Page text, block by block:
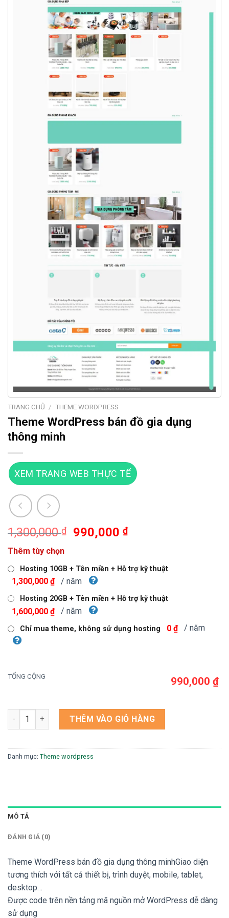
TRANG CHỦ / THEME WORDPRESS
Theme WordPress bán đồ gia dụng
thông minh
XEM TRANG WEB THỰC TẾ
1,300,000₫
Giá
1,300,000 ₫.
990,000₫Giá
là:
Thêm tùy chọn
Hosting 10GB + Tên miền + Hỗ trợ kỹ thuật
1,300,000 ₫ / năm
Hosting 20GB + Tên miền + Hỗ trợ kỹ thuật
1,600,000 ₫ / năm
Chỉ mua theme, không sử dụng hosting 0 ₫ / năm
TỔNG CỘNG 990,000 ₫
Theme WordPress bán đồ gia dụng thông minh số lượng
THÊM VÀO GIỎ HÀNG
Danh mục: Theme wordpress
MÔ TẢ
ĐÁNH GIÁ (0)
Theme WordPress bán đồ gia dụng thông minhGiao diện
tương thích với tất cả thiết bị, trình duyệt, mobile, tablet,
desktop…
Được code trên nền tảng mã nguồn mở WordPress dễ dàng
sử dụng